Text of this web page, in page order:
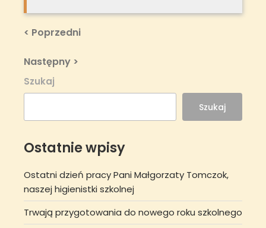
Nawigacja
Previous
< Poprzedni
Next
Post
Następny >
Szukaj
Szukaj
Ostatnie wpisy
Ostatni dzień pracy Pani Małgorzaty Tomczok,
naszej higienistki szkolnej
Trwają przygotowania do nowego roku szkolnego